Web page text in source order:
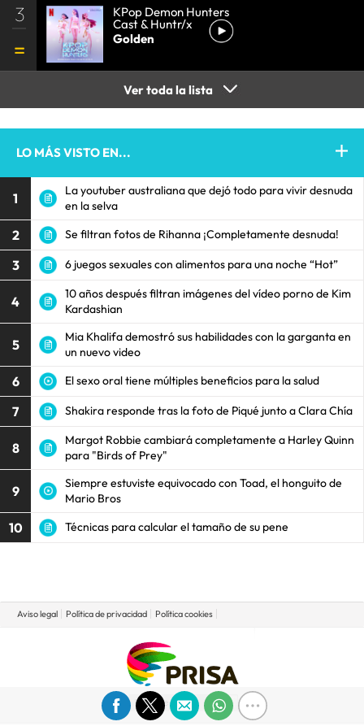
3 KPop Demon Hunters
Cast & Huntr/x
Golden
Ver toda la lista
LO MÁS VISTO EN...
1
La youtuber australiana que dejó todo para vivir desnuda
en la selva
2 Se filtran fotos de Rihanna ¡Completamente desnuda!
3 6 juegos sexuales con alimentos para una noche “Hot”
4
10 años después filtran imágenes del vídeo porno de Kim
Kardashian
5
Mia Khalifa demostró sus habilidades con la garganta en
un nuevo video
6 El sexo oral tiene múltiples beneficios para la salud
7 Shakira responde tras la foto de Piqué junto a Clara Chía
8
Margot Robbie cambiará completamente a Harley Quinn
para "Birds of Prey"
9
Siempre estuviste equivocado con Toad, el honguito de
Mario Bros
10 Técnicas para calcular el tamaño de su pene
Aviso legal Política de privacidad Política cookies